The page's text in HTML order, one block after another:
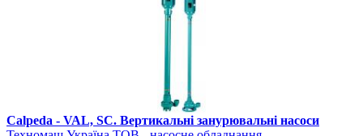
Calpeda - VAL, SC. Вертикальні занурювальні насоси